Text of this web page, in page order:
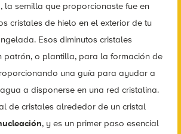
la semilla que proporcionaste fue en
cristales de hielo en el exterior de tu
Esos diminutos cristales
patrón, o plantilla, para la formación de
una guía para ayudar a
a disponerse en una red cristalina.
de cristales alrededor de un cristal
, y es un primer paso esencial